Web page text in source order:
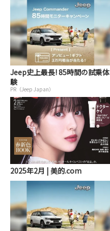
Jeep史上最長! 85時間の試乗体
験
PR（Jeep Japan）
2025年2月 | 美的.com